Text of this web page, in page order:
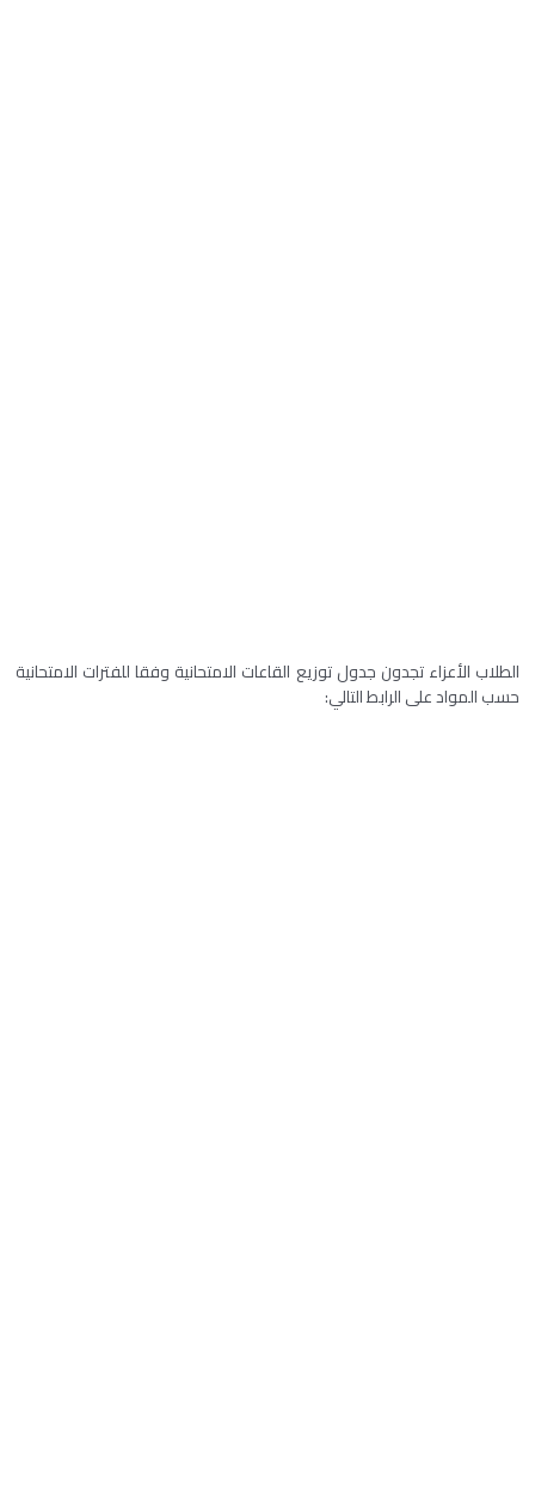
الطلاب الأعزاء تجدون جدول توزيع القاعات الامتحانية وفقا للفترات الامتحانية
حسب المواد على الرابط التالي: